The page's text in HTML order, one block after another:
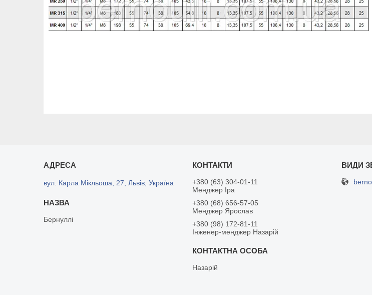
вул. Карла Мікльоша, 27, Львів, Україна
Бернуллі
+380 (63) 304-01-11
Менджер Іра
+380 (68) 656-57-05
Менджер Ярослав
+380 (98) 172-81-11
Інженер-менджер Назарій
Назарій